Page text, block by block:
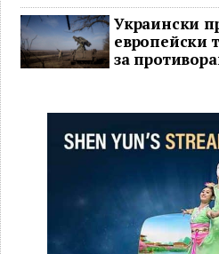
Украински
европейски
за